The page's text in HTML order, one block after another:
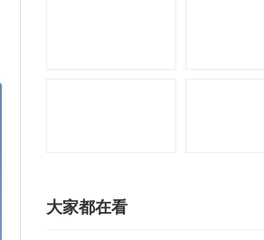
大家都在看